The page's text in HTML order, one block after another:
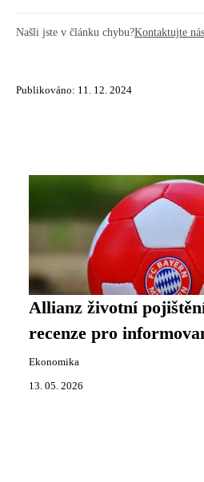
Našli jste v článku chybu?Kontaktujte nás
Publikováno: 11. 12. 2024
Allianz životní
recenze pro
Ekonomika
13. 05. 2026